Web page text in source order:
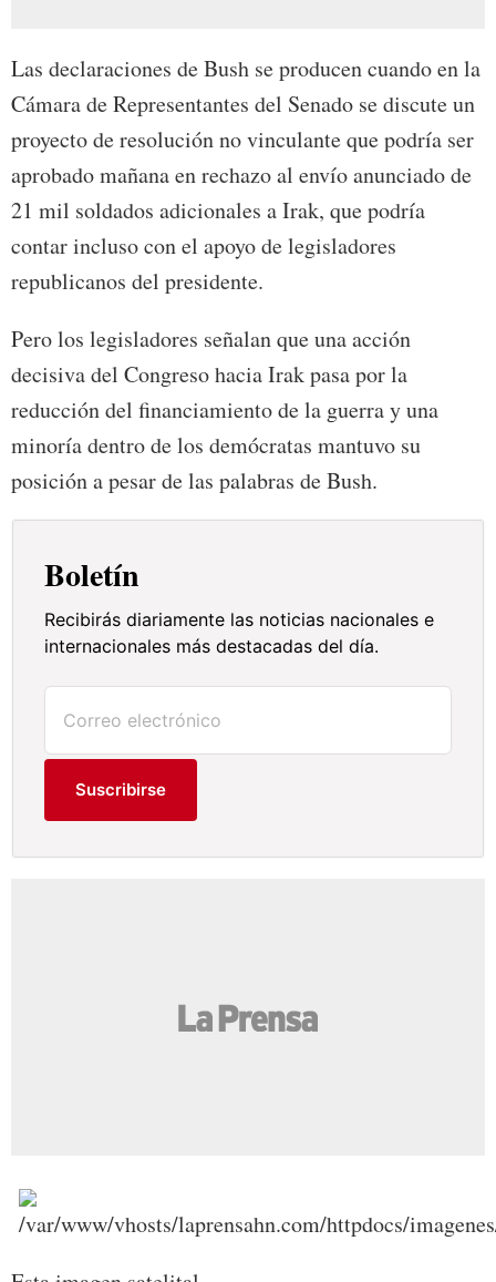
Las declaraciones de Bush se producen cuando en la
Cámara de Representantes del Senado se discute un
proyecto de resolución no vinculante que podría ser
aprobado mañana en rechazo al envío anunciado de
21 mil soldados adicionales a Irak, que podría
contar incluso con el apoyo de legisladores
republicanos del presidente.
Pero los legisladores señalan que una acción
decisiva del Congreso hacia Irak pasa por la
reducción del financiamiento de la guerra y una
minoría dentro de los demócratas mantuvo su
posición a pesar de las palabras de Bush.
Boletín
Recibirás diariamente las noticias nacionales e
internacionales más destacadas del día.
Suscribirse